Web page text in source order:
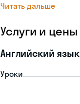
Читать дальше
Услуги и цены
Английский язык
Уроки